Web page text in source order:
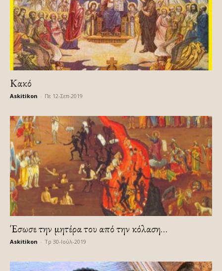
Κακό
Askitikon Πε 12-Σεπ-2019
Έσωσε την μητέρα του από την κόλαση…
Askitikon Τρ 30-Ιούλ-2019